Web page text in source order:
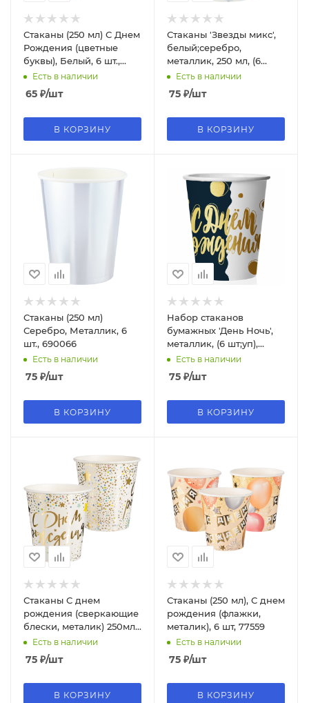
Стаканы (250 мл) С Днем
Рождения (цветные
буквы), Белый, 6 шт.,
77533
Есть в наличии
65 ₽/шт
В КОРЗИНУ
Стаканы 'Звезды микс',
белый;серебро,
металлик, 250 мл, (6
шт;уп), 6231397
Есть в наличии
75 ₽/шт
В КОРЗИНУ
Стаканы (250 мл)
Серебро, Металлик, 6
шт., 690066
Есть в наличии
75 ₽/шт
В КОРЗИНУ
Набор стаканов
бумажных 'День Ночь',
металлик, (6 шт;уп),
690069
Есть в наличии
75 ₽/шт
В КОРЗИНУ
Стаканы С днем
рождения (сверкающие
блески, металик) 250мл,
6 шт, 77572
Есть в наличии
75 ₽/шт
В КОРЗИНУ
Стаканы (250 мл), С днем
рождения (флажки,
металик), 6 шт, 77559
Есть в наличии
75 ₽/шт
В КОРЗИНУ